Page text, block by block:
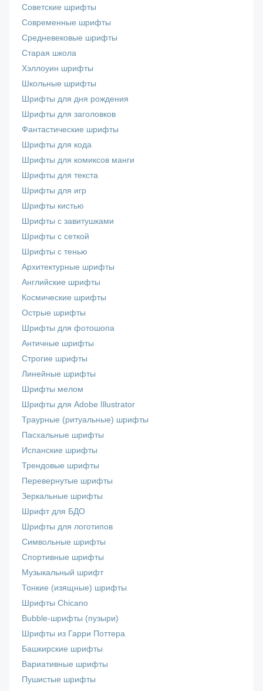
Советские шрифты
Современные шрифты
Средневековые шрифты
Старая школа
Хэллоуин шрифты
Школьные шрифты
Шрифты для дня рождения
Шрифты для заголовков
Фантастические шрифты
Шрифты для кода
Шрифты для комиксов манги
Шрифты для текста
Шрифты для игр
Шрифты кистью
Шрифты с завитушками
Шрифты с сеткой
Шрифты с тенью
Архитектурные шрифты
Английские шрифты
Космические шрифты
Острые шрифты
Шрифты для фотошопа
Античные шрифты
Строгие шрифты
Линейные шрифты
Шрифты мелом
Шрифты для Adobe Illustrator
Траурные (ритуальные) шрифты
Пасхальные шрифты
Испанские шрифты
Трендовые шрифты
Перевернутые шрифты
Зеркальные шрифты
Шрифт для БДО
Шрифты для логотипов
Символьные шрифты
Спортивные шрифты
Музыкальный шрифт
Тонкие (изящные) шрифты
Шрифты Chicano
Bubble-шрифты (пузыри)
Шрифты из Гарри Поттера
Башкирские шрифты
Вариативные шрифты
Пушистые шрифты